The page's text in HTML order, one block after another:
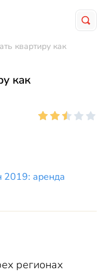
квартиру как
как
2019: аренда
регионах